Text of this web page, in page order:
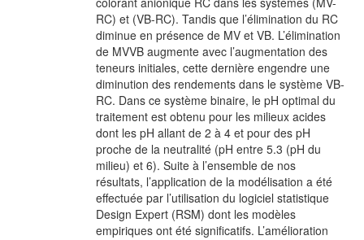
RC) et (VB-RC). Tandis que l’élimination du RC
diminue en présence de MV et VB. L’élimination
de MVVB augmente avec l’augmentation des
teneurs initiales, cette dernière engendre une
diminution des rendements dans le système VB-
RC. Dans ce système binaire, le pH optimal du
traitement est obtenu pour les milieux acides
dont les pH allant de 2 à 4 et pour des pH
proche de la neutralité (pH entre 5.3 (pH du
milieu) et 6). Suite à l’ensemble de nos
résultats, l’application de la modélisation a été
effectuée par l’utilisation du logiciel statistique
Design Expert (RSM) dont les modèles
empiriques ont été significatifs. L’amélioration